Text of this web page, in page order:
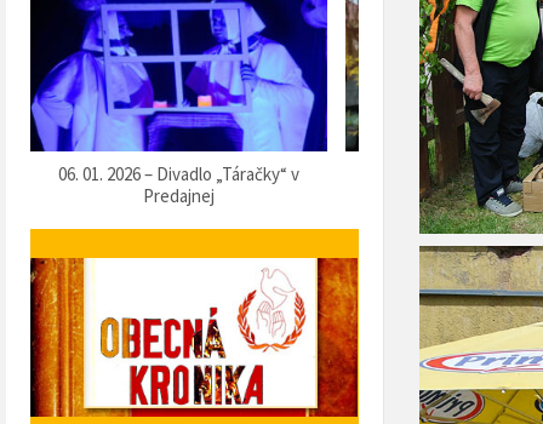
hlas organu
02. 12. 2025 – Posedenie seniorov pri
14. 11.